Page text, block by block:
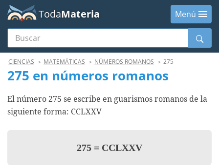
TodaMateria
Menú
Buscar
MenúCIENCIAS MATEMÁTICAS NÚMEROS ROMANOS 275
275 en números romanos
El número 275 se escribe en guarismos romanos de la
siguiente forma: CCLXXV
275 = CCLXXV